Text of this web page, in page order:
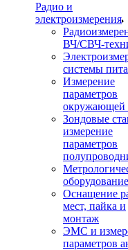
Радио и
электроизмерения
ВЧ/СВЧ-
системы
Измерение
параметров
окружающей
Зондовые
измерение
параметров
оборудование
Оснащение
мест, пайка и
монтаж
ЭМС и
параметров